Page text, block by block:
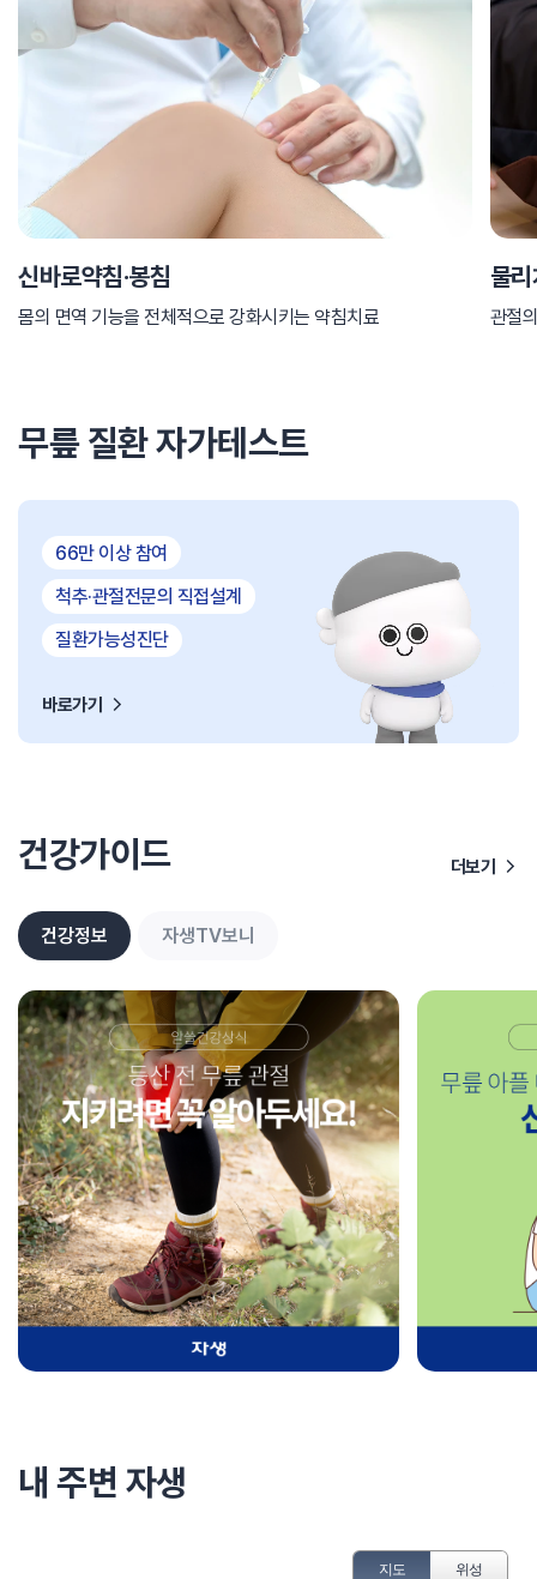
신바로약침·봉침
몸의 면역 기능을 전체적으로 강화시키는 약침치료
물
관절
무릎 질환 자가테스트
66만 이상 참여
척추·관절전문의 직접설계
질환가능성진단
바로가기
건강가이드 더보기
건강정보 자생TV보니
내 주변 자생
지도 위성